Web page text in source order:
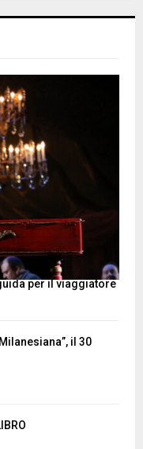
per il viaggiatore
il 30